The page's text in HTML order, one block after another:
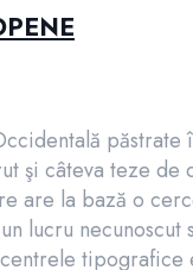
şi câteva teze
are la bază o
lucru